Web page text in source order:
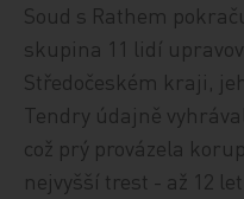
Soud s Rathem
skupina 11 lidí
Středočeském kraji,
Tendry údajně
což prý provázela
nejvyšší trest - až 12